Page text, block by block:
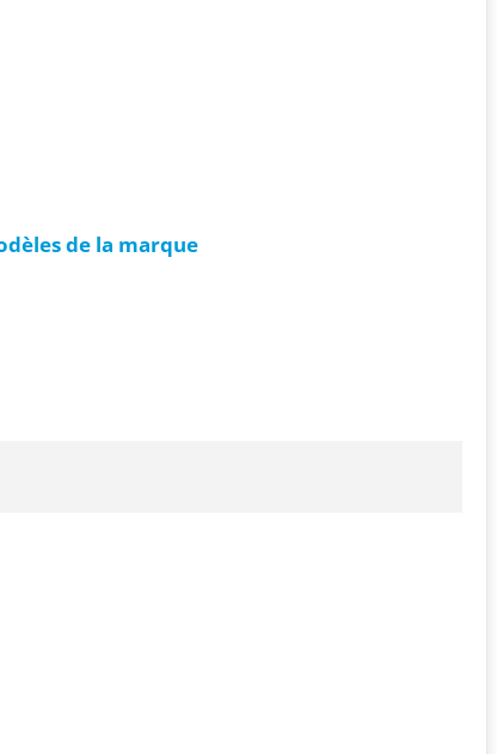
de la marque